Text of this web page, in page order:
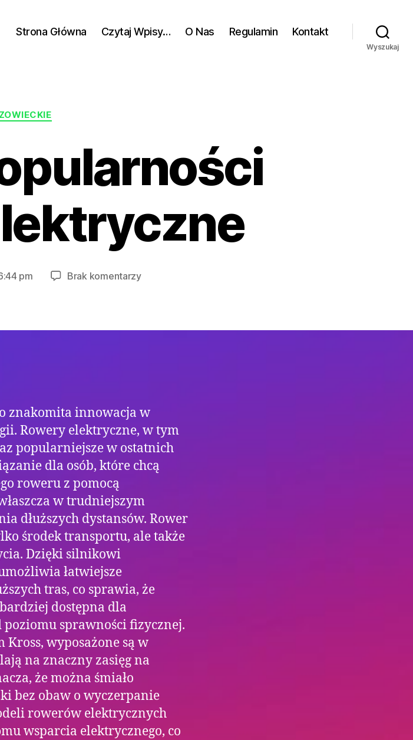
Strona Główna Czytaj Wpisy… O Nas Regulamin Kontakt
Wyszukaj
Kategorie
pm Brak komentarzydo
Elektryczne
znakomita innowacja w
Rowery elektryczne, w tym
popularniejsze w ostatnich
dla osób, które chcą
roweru z pomocą
w trudniejszym
dłuższych dystansów. Rower
środek transportu, ale także
Dzięki silnikowi
łatwiejsze
tras, co sprawia, że
dostępna dla
sprawności fizycznej.
wyposażone są w
na znaczny zasięg na
że można śmiało
bez obaw o wyczerpanie
rowerów elektrycznych
wsparcia elektrycznego, co